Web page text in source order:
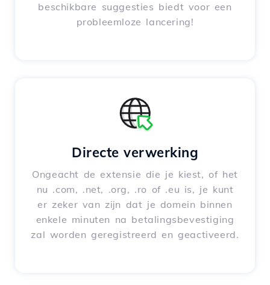
beschikbare suggesties biedt voor een
probleemloze lancering!
Directe verwerking
Ongeacht de extensie die je kiest, of het
nu .com, .net, .org, .ro of .eu is, je kunt
er zeker van zijn dat je domein binnen
enkele minuten na betalingsbevestiging
zal worden geregistreerd en geactiveerd.